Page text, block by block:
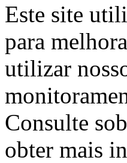
Este site
para
utilizar
Consulte
obter mais